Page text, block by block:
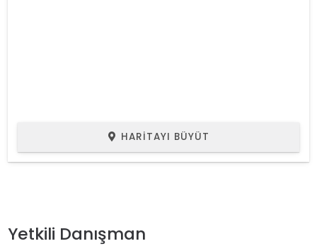
HARITAYI BÜYÜT
Yetkili Danışman